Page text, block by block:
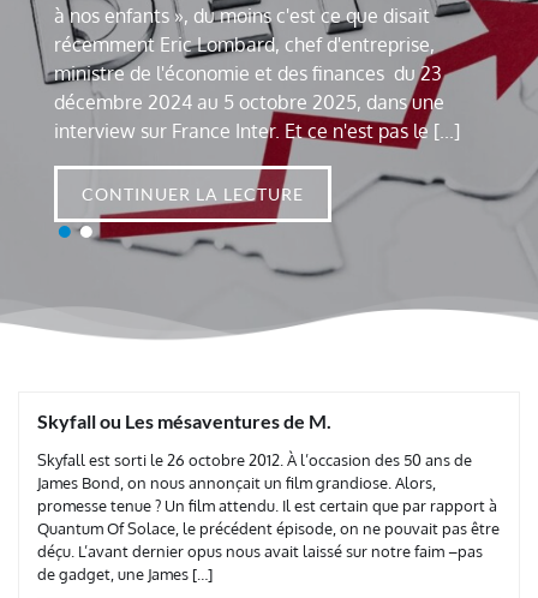
lors de son doctorat un
présentant les
extraordinaire située à
Le niveau de
y inclut un [...]
à nos enfants », du moins c'est ce que disait
récemment Eric Lombard, chef d'entreprise,
ministre de l'économie et des finances du 23
décembre 2024 au 5 octobre 2025, dans une
interview sur France Inter. Et ce n'est pas le [...]
CONTINUER LA LECTURE
l'Age d'or de la SF, a
pastiche d'étude
propriétés d'une
la fois dans le passé et
détail du pastiche est
CONTINUER LA
Skyfall ou Les mésaventures de M.
Skyfall est sorti le 26 octobre 2012. À l’occasion des 50 ans de
James Bond, on nous annonçait un film grandiose. Alors,
promesse tenue ? Un film attendu. Il est certain que par rapport à
Quantum Of Solace, le précédent épisode, on ne pouvait pas être
déçu. L’avant dernier opus nous avait laissé sur notre faim –pas
de gadget, une James […]